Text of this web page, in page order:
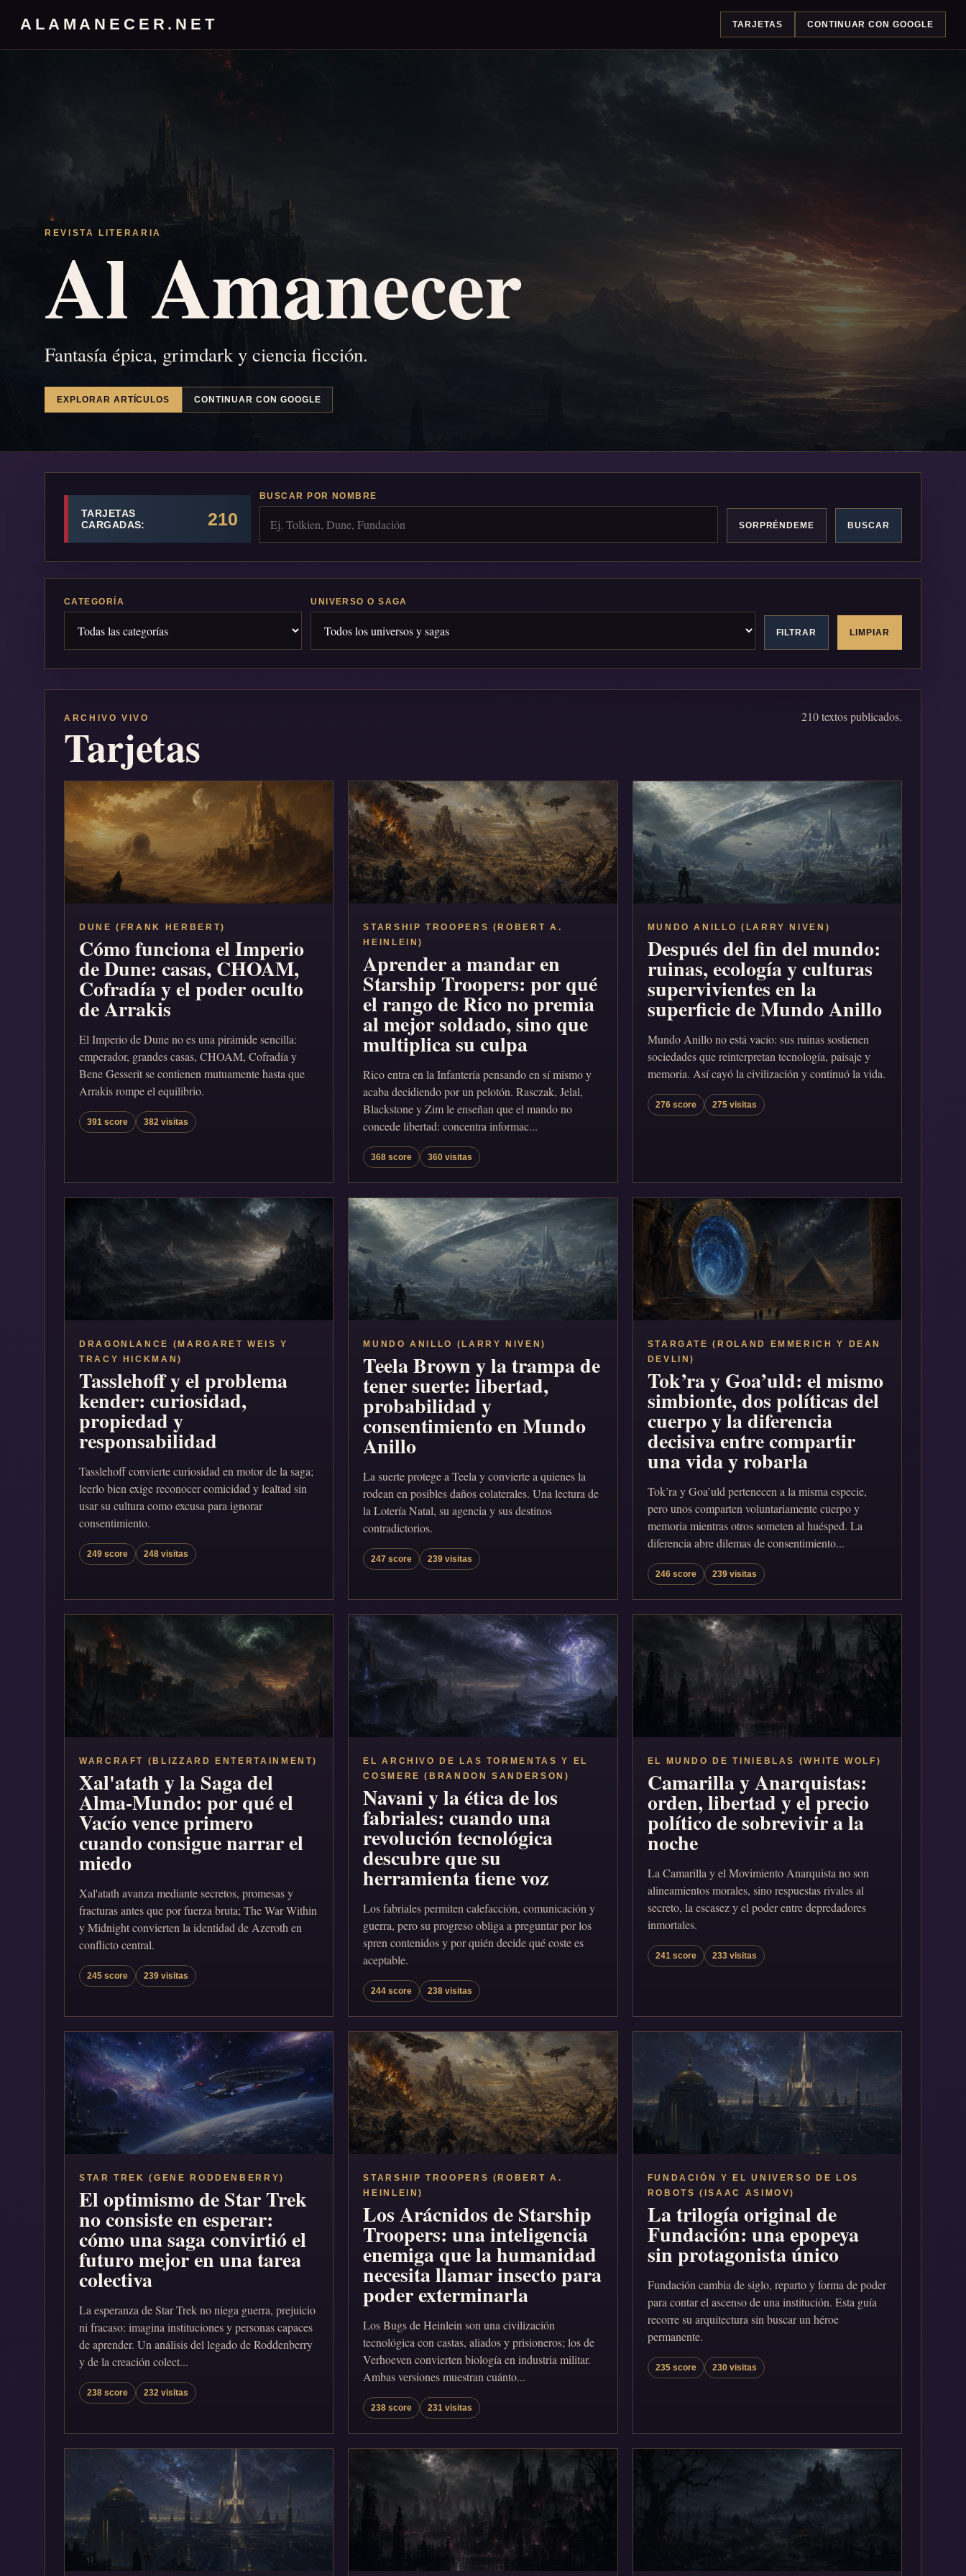
ALAMANECER.NET TARJETAS CONTINUAR CON GOOGLE
REVISTA LITERARIA
Al Amanecer
Fantasía épica, grimdark y ciencia ficción.
EXPLORAR ARTÍCULOS CONTINUAR CON GOOGLE
TARJETAS
CARGADAS:
210
BUSCAR POR NOMBRE
SORPRÉNDEME BUSCAR
CATEGORÍA UNIVERSO O SAGA
FILTRAR LIMPIAR
ARCHIVO VIVO
Tarjetas
210 textos publicados.
DUNE (FRANK HERBERT)
Cómo funciona el Imperio
de Dune: casas, CHOAM,
Cofradía y el poder oculto
de Arrakis
El Imperio de Dune no es una pirámide sencilla:
emperador, grandes casas, CHOAM, Cofradía y
Bene Gesserit se contienen mutuamente hasta que
Arrakis rompe el equilibrio.
391 score 382 visitas
STARSHIP TROOPERS (ROBERT A.
HEINLEIN)
Aprender a mandar en
Starship Troopers: por qué
el rango de Rico no premia
al mejor soldado, sino que
multiplica su culpa
Rico entra en la Infantería pensando en sí mismo y
acaba decidiendo por un pelotón. Rasczak, Jelal,
Blackstone y Zim le enseñan que el mando no
concede libertad: concentra informac...
368 score 360 visitas
MUNDO ANILLO (LARRY NIVEN)
Después del fin del mundo:
ruinas, ecología y culturas
supervivientes en la
superficie de Mundo Anillo
Mundo Anillo no está vacío: sus ruinas sostienen
sociedades que reinterpretan tecnología, paisaje y
memoria. Así cayó la civilización y continuó la vida.
276 score 275 visitas
DRAGONLANCE (MARGARET WEIS Y
TRACY HICKMAN)
Tasslehoff y el problema
kender: curiosidad,
propiedad y
responsabilidad
Tasslehoff convierte curiosidad en motor de la saga;
leerlo bien exige reconocer comicidad y lealtad sin
usar su cultura como excusa para ignorar
consentimiento.
249 score 248 visitas
MUNDO ANILLO (LARRY NIVEN)
Teela Brown y la trampa de
tener suerte: libertad,
probabilidad y
consentimiento en Mundo
Anillo
La suerte protege a Teela y convierte a quienes la
rodean en posibles daños colaterales. Una lectura de
la Lotería Natal, su agencia y sus destinos
contradictorios.
247 score 239 visitas
STARGATE (ROLAND EMMERICH Y DEAN
DEVLIN)
Tok’ra y Goa’uld: el mismo
simbionte, dos políticas del
cuerpo y la diferencia
decisiva entre compartir
una vida y robarla
Tok’ra y Goa’uld pertenecen a la misma especie,
pero unos comparten voluntariamente cuerpo y
memoria mientras otros someten al huésped. La
diferencia abre dilemas de consentimiento...
246 score 239 visitas
WARCRAFT (BLIZZARD ENTERTAINMENT)
Xal'atath y la Saga del
Alma-Mundo: por qué el
Vacío vence primero
cuando consigue narrar el
miedo
Xal'atath avanza mediante secretos, promesas y
fracturas antes que por fuerza bruta; The War Within
y Midnight convierten la identidad de Azeroth en
conflicto central.
245 score 239 visitas
EL ARCHIVO DE LAS TORMENTAS Y EL
COSMERE (BRANDON SANDERSON)
Navani y la ética de los
fabriales: cuando una
revolución tecnológica
descubre que su
herramienta tiene voz
Los fabriales permiten calefacción, comunicación y
guerra, pero su progreso obliga a preguntar por los
spren contenidos y por quién decide qué coste es
aceptable.
244 score 238 visitas
EL MUNDO DE TINIEBLAS (WHITE WOLF)
Camarilla y Anarquistas:
orden, libertad y el precio
político de sobrevivir a la
noche
La Camarilla y el Movimiento Anarquista no son
alineamientos morales, sino respuestas rivales al
secreto, la escasez y el poder entre depredadores
inmortales.
241 score 233 visitas
STAR TREK (GENE RODDENBERRY)
El optimismo de Star Trek
no consiste en esperar:
cómo una saga convirtió el
futuro mejor en una tarea
colectiva
La esperanza de Star Trek no niega guerra, prejuicio
ni fracaso: imagina instituciones y personas capaces
de aprender. Un análisis del legado de Roddenberry
y de la creación colect...
238 score 232 visitas
STARSHIP TROOPERS (ROBERT A.
HEINLEIN)
Los Arácnidos de Starship
Troopers: una inteligencia
enemiga que la humanidad
necesita llamar insecto para
poder exterminarla
Los Bugs de Heinlein son una civilización
tecnológica con castas, aliados y prisioneros; los de
Verhoeven convierten biología en industria militar.
Ambas versiones muestran cuánto...
238 score 231 visitas
FUNDACIÓN Y EL UNIVERSO DE LOS
ROBOTS (ISAAC ASIMOV)
La trilogía original de
Fundación: una epopeya
sin protagonista único
Fundación cambia de siglo, reparto y forma de poder
para contar el ascenso de una institución. Esta guía
recorre su arquitectura sin buscar un héroe
permanente.
235 score 230 visitas